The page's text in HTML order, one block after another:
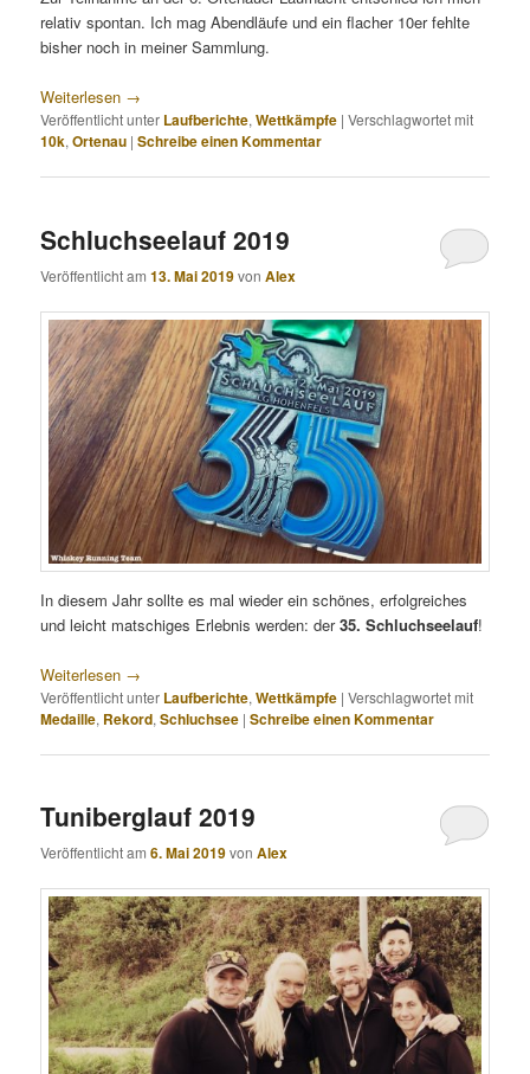
relativ spontan. Ich mag Abendläufe und ein flacher 10er fehlte
bisher noch in meiner Sammlung.
Weiterlesen →
Veröffentlicht unter Laufberichte,Wettkämpfe |Verschlagwortet mit
10k,Ortenau |Schreibe einen Kommentar
Schluchseelauf 2019
Veröffentlicht am13. Mai 2019vonAlex
In diesem Jahr sollte es mal wieder ein schönes, erfolgreiches
und leicht matschiges Erlebnis werden: der35. Schluchseelauf!
Weiterlesen →
Veröffentlicht unter Laufberichte,Wettkämpfe |Verschlagwortet mit
Medaille, Rekord,Schluchsee |Schreibe einen Kommentar
Tuniberglauf 2019
Veröffentlicht am6. Mai 2019vonAlex